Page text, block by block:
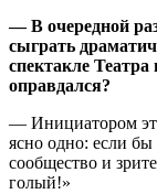
— В очередной
сыграть
спектакле
оправдался?
— Инициатором
ясно одно: если бы
сообщество и
голый!»